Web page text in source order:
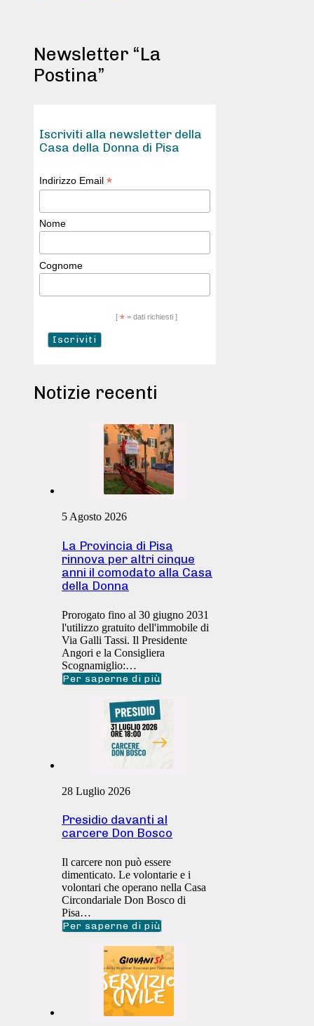
Newsletter “La
Postina”
Iscriviti alla newsletter della
Casa della Donna di Pisa
Indirizzo Email *
Nome
Cognome
[ *= dati richiesti ]
Notizie recenti
5 Agosto 2026
La Provincia di Pisa
rinnova per altri cinque
anni il comodato alla Casa
della Donna
Prorogato fino al 30 giugno 2031
l'utilizzo gratuito dell'immobile di
Via Galli Tassi. Il Presidente
Angori e la Consigliera
Scognamiglio:…
Per saperne di più
28 Luglio 2026
Presidio davanti al
carcere Don Bosco
Il carcere non può essere
dimenticato. Le volontarie e i
volontari che operano nella Casa
Circondariale Don Bosco di
Pisa…
Per saperne di più